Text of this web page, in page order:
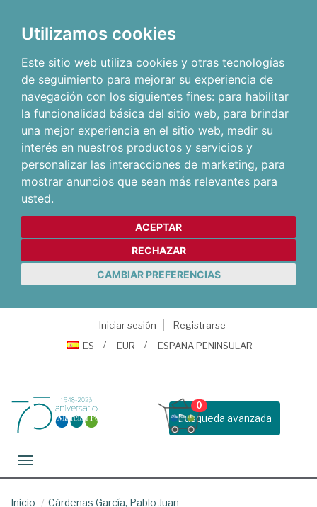
Utilizamos cookies
Este sitio web utiliza cookies y otras tecnologías
de seguimiento para mejorar su experiencia de
navegación con los siguientes fines: para habilitar
la funcionalidad básica del sitio web, para brindar
una mejor experiencia en el sitio web, medir su
interés en nuestros productos y servicios y
personalizar las interacciones de marketing, para
mostrar anuncios que sean más relevantes para
usted.
ACEPTAR
RECHAZAR
CAMBIAR PREFERENCIAS
Iniciar sesión
Registrarse
ES
EUR ESPAÑA PENINSULAR
Busqueda avanzada
0
Toggle navigation
Inicio Cárdenas García, Pablo Juan